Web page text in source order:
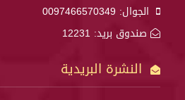
الجوال: 0097466570349
صندوق بريد: 12231
النشرة البريدية